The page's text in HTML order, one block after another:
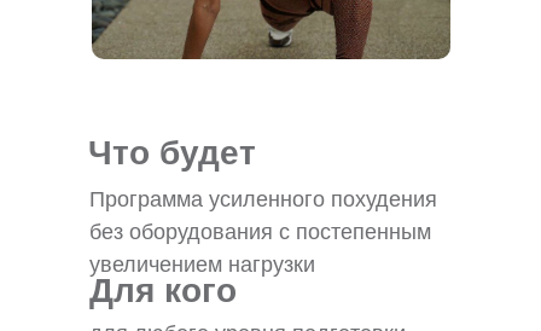
Что будет
Программа усиленного похудения
без оборудования с постепенным
увеличением нагрузки
Для кого